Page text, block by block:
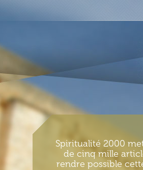
Spiritualité 2000
de cinq mille
rendre possible